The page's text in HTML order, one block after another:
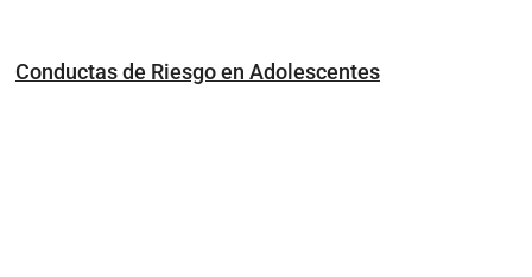
Conductas de Riesgo en Adolescentes